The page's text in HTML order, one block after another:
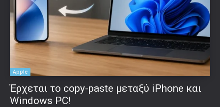
Apple
Έρχεται το copy-paste μεταξύ iPhone και
Windows PC!